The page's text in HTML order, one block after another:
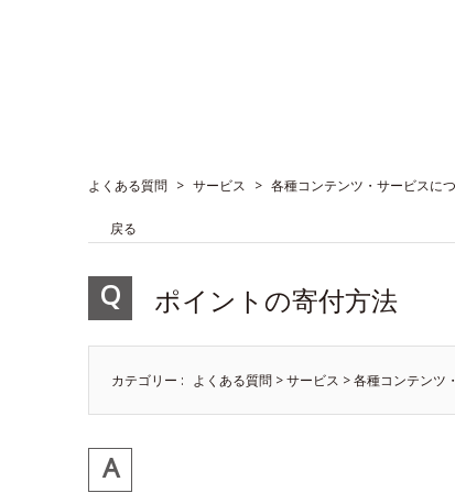
よくある質問 > サービス > 各種コンテンツ・サービスに
戻る
ポイントの寄付方法
カテゴリー : よくある質問 >サービス >各種コンテンツ